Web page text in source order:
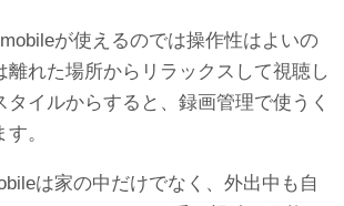
が使えるのでは操作性はよいの
離れた場所からリラックスして視聴し
タイルからすると、録画管理で使うく
。
は家の中だけでなく、外出中も自